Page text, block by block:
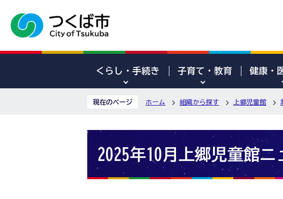
くらし・手続き 子育て・教育 健康・
現在のページ ホーム 組織から探す 上郷児童館
2025年10月上郷児童館ニ